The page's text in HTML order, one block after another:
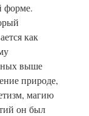
форме.
как
выше
природе,
магию
он был